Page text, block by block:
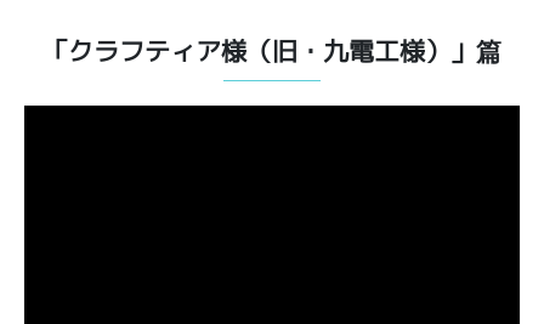
「クラフティア様（旧・九電工様）」篇